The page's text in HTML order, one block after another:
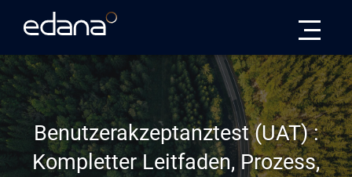
Benutzerakzeptanztest (UAT) :
Kompletter Leitfaden, Prozess,